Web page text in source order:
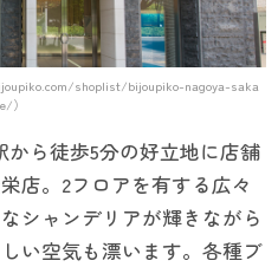
shoplist/bijoupiko-nagoya-saka
e/）
ら徒歩5分の好立地に店舗
店。2フロアを有する広々
シャンデリアが輝きながら
い空気も漂います。各種ブ